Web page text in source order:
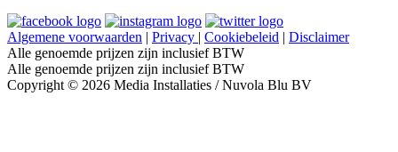
Algemene voorwaarden | Privacy | Cookiebeleid | Disclaimer
Alle genoemde prijzen zijn inclusief BTW
Alle genoemde prijzen zijn inclusief BTW
Copyright © 2026 Media Installaties / Nuvola Blu BV